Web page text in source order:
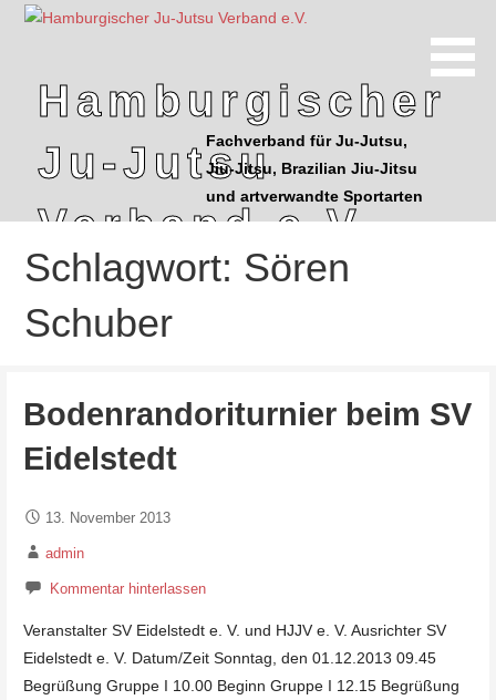
Hamburgischer
Ju-Jutsu
Verband e.V.
Fachverband für Ju-Jutsu,
Jiu-Jitsu, Brazilian Jiu-Jitsu
und artverwandte Sportarten
Schlagwort: Sören
Schuber
Bodenrandoriturnier beim SV
Eidelstedt
13. November 2013
admin
Kommentar hinterlassen
Veranstalter SV Eidelstedt e. V. und HJJV e. V. Ausrichter SV
Eidelstedt e. V. Datum/Zeit Sonntag, den 01.12.2013 09.45
Begrüßung Gruppe I 10.00 Beginn Gruppe I 12.15 Begrüßung